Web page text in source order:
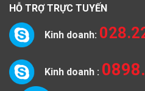
HỖ TRỢ TRỰC TUYẾN
Kinh doanh:
Kinh doanh :